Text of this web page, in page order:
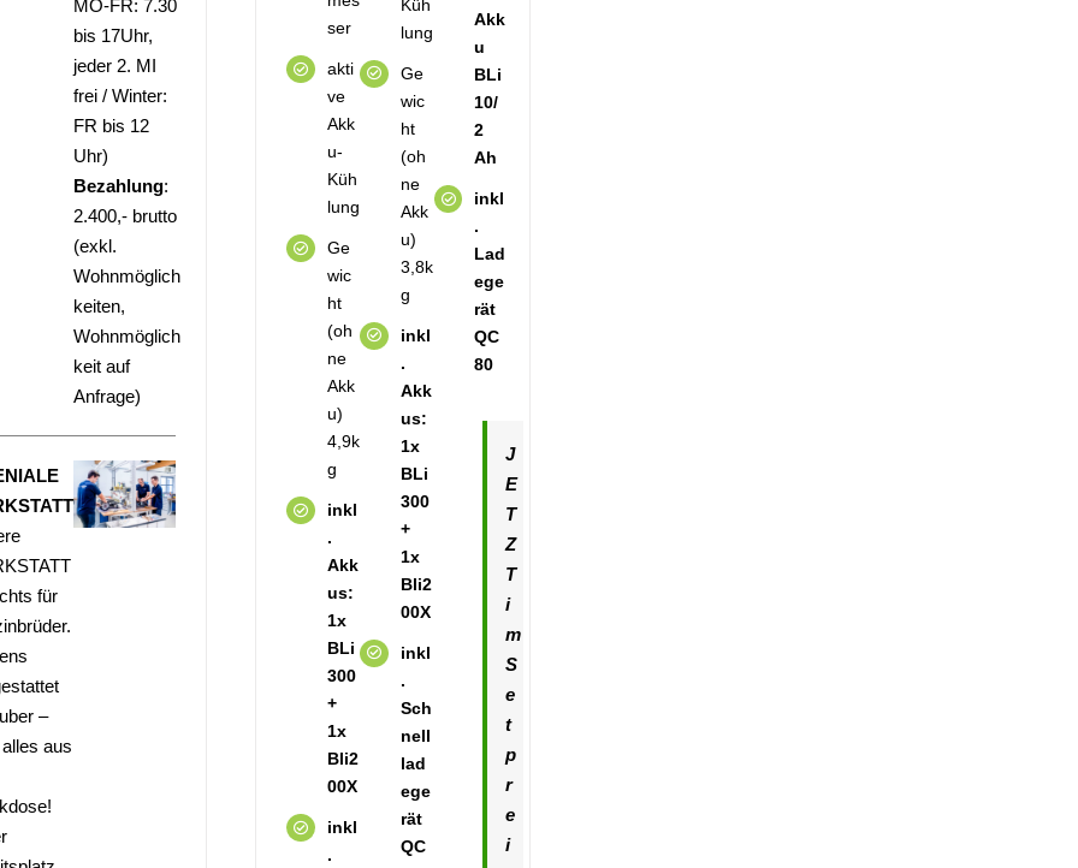
MO-FR: 7.30
bis 17Uhr,
jeder 2. MI
frei / Winter:
FR bis 12
Uhr)
Bezahlung:
2.400,- brutto
(exkl.
Wohnmöglich
keiten,
Wohnmöglich
keit auf
Anfrage)
für
–
aus
ser
akti
ve
Akk
u-
Küh
lung
Ge
wic
ht
(oh
ne
Akk
u)
4,9k
g
inkl
.
Akk
us:
1x
BLi
300
+
1x
Bli2
00X
inkl
.
Küh
lung
Ge
wic
ht
(oh
ne
Akk
u)
3,8k
g
inkl
.
Akk
us:
1x
BLi
300
+
1x
Bli2
00X
inkl
.
Sch
nell
lad
ege
rät
QC
Akk
u
BLi
10/
2
Ah
inkl
.
Lad
ege
rät
QC
80
J
E
T
Z
T
i
m
S
e
t
p
r
e
i